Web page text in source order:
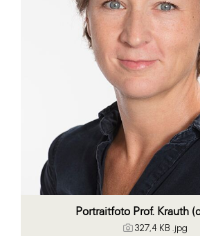
McArthurGlen
MTH Retail Group
Salesforce
sebamed
SeneCura
SERVICE&MORE
Portraitfoto Prof. Krauth
327,4 KB .jpg